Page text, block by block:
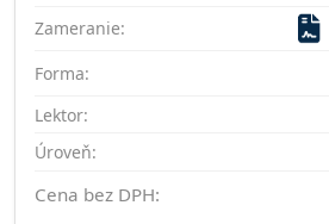
Zameranie:
Forma:
Lektor:
Úroveň:
Cena bez DPH: